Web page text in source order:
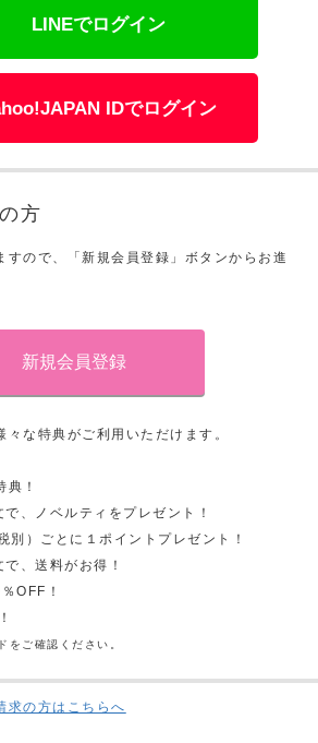
LINEでログイン
IDでログイン
方
すので、「新規会員登録」ボタンからお進
な特典がご利用いただけます。
！
、ノベルティをプレゼント！
）ごとに１ポイントプレゼント！
、送料がお得！
OFF！
ご確認ください。
求の方はこちらへ